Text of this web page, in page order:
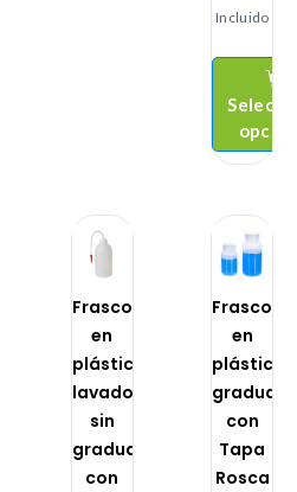
Incluido
Frasco
en
plástico
lavadores
sin
graduar
con
Frascos
en
plástico
con
Tapa
Rosca